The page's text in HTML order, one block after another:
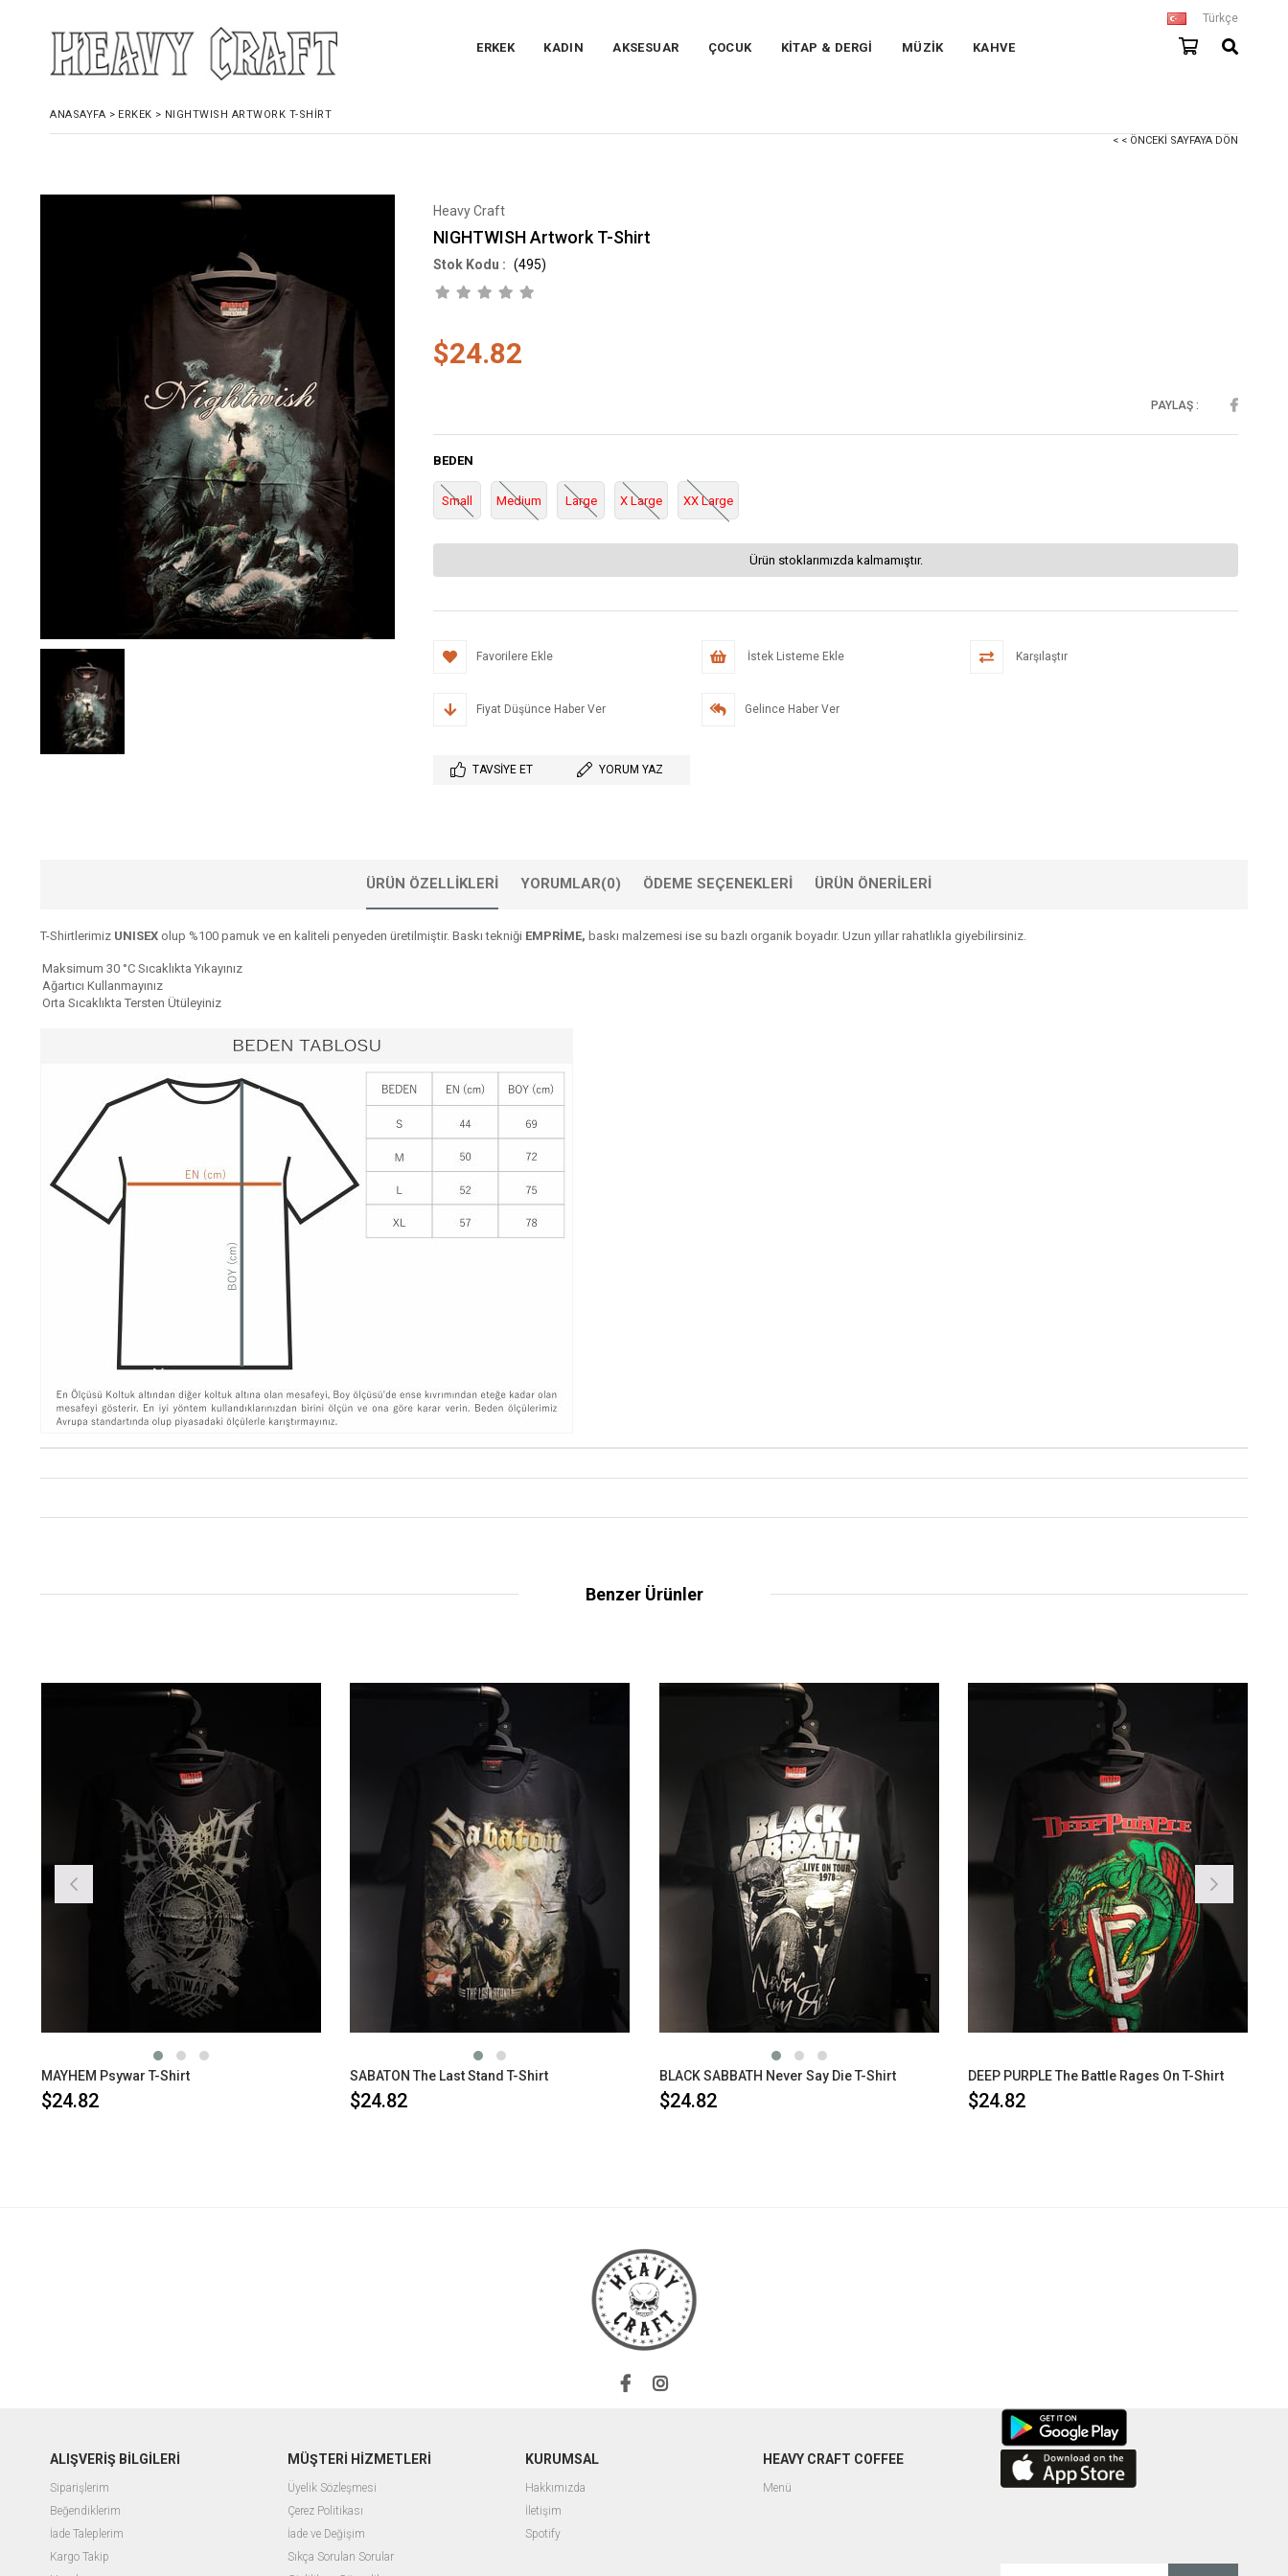
Türkçe
ERKEK KADIN AKSESUAR ÇOCUK KİTAP & DERGİ MÜZİK KAHVE
ANASAYFA > ERKEK > NIGHTWISH ARTWORK T-SHIRT
< < ÖNCEKI SAYFAYA DÖN
Heavy Craft
NIGHTWISH Artwork T-Shirt
(495)
$24.82
PAYLAŞ :
BEDEN
Small Medium Large X Large XX Large
Ürün stoklarımızda kalmamıştır.
Favorilere Ekle İstek Listeme Ekle Karşılaştır
Fiyat Düşünce Haber Ver Gelince Haber Ver
TAVSIYE ET YORUM YAZ
ÜRÜN ÖZELLIKLERI YORUMLAR(0) ÖDEME SEÇENEKLERI ÜRÜN ÖNERILERI
T-Shirtlerimiz UNISEX olup %100 pamuk ve en kaliteli penyeden üretilmiştir. Baskı tekniği EMPRİME, baskı malzemesi ise su bazlı organik boyadır. Uzun yıllar rahatlıkla giyebilirsiniz.
Maksimum 30 °C Sıcaklıkta Yıkayınız
Ağartıcı Kullanmayınız
Orta Sıcaklıkta Tersten Ütüleyiniz
Benzer Ürünler
MAYHEM Psywar T-Shirt
$24.82
SABATON The Last Stand T-Shirt
$24.82
BLACK SABBATH Never Say Die T-Shirt
$24.82
DEEP PURPLE The Battle Rages On T-Shirt
$24.82
ALIŞVERİŞ BİLGİLERİ
Siparişlerim
Beğendiklerim
İade Taleplerim
Kargo Takip
MÜŞTERİ HİZMETLERİ
Üyelik Sözleşmesi
Çerez Politikası
İade ve Değişim
Sıkça Sorulan Sorular
KURUMSAL
Hakkımızda
İletişim
Spotify
HEAVY CRAFT COFFEE
Menü